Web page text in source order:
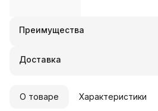
Преимущества
Оплата частями в Сплит
Удобный возврат
Доставка
О товаре Характеристики